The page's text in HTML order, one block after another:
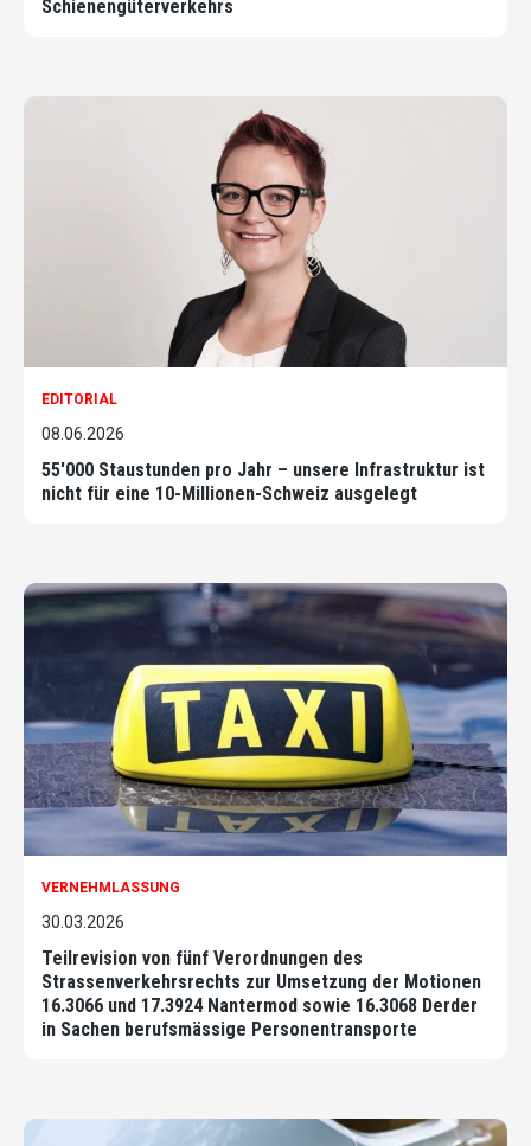
Schienengüterverkehrs
EDITORIAL
08.06.2026
55'000 Staustunden pro Jahr – unsere Infrastruktur ist
nicht für eine 10-Millionen-Schweiz ausgelegt
VERNEHMLASSUNG
30.03.2026
Teilrevision von fünf Verordnungen des
Strassenverkehrsrechts zur Umsetzung der Motionen
16.3066 und 17.3924 Nantermod sowie 16.3068 Derder
in Sachen berufsmässige Personentransporte